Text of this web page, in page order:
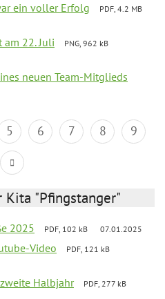
ein voller Erfolg
PDF, 4.2 MB
22. Juli
PNG, 962 kB
neuen Team-Mitglieds
5 6 7 8
9
"Pfingstanger"
2025 PDF, 102 kB 07.01.2025
Video
PDF, 121 kB
Halbjahr
PDF, 277 kB